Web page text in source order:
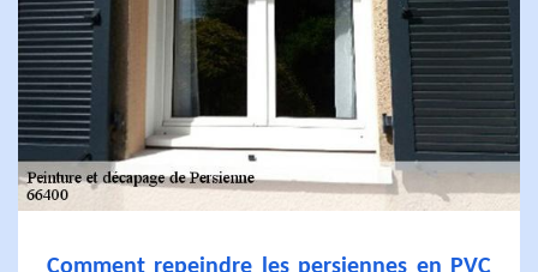
Comment repeindre les persiennes en PVC